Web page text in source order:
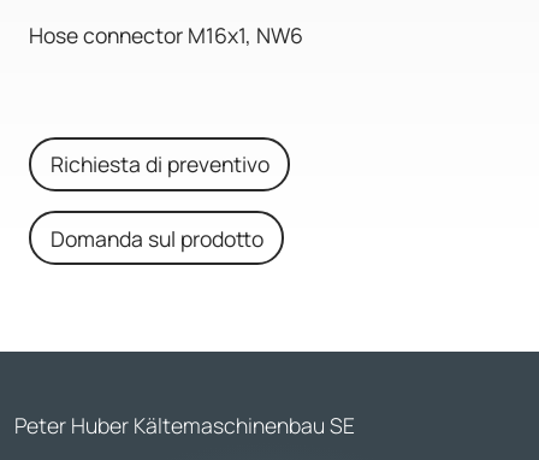
Hose connector M16x1, NW6
Richiesta di preventivo
Domanda sul prodotto
Peter Huber Kältemaschinenbau SE